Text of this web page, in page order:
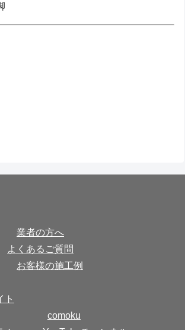
業者の方へ
よくあるご質問
お客様の施工例
ト
comoku